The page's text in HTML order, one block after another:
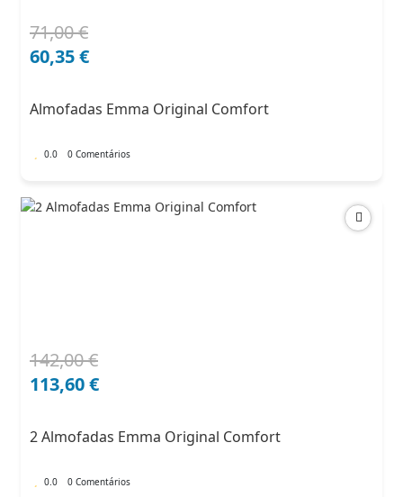
71,00€
O
preço
71,00 €.
60,35€
O
preço
60,35 €.
Almofadas Emma Original Comfort
0.0 0 Comentários
142,00€
O
preço
142,00 €.
113,60€
O
preço
113,60 €.
2 Almofadas Emma Original Comfort
0.0 0 Comentários